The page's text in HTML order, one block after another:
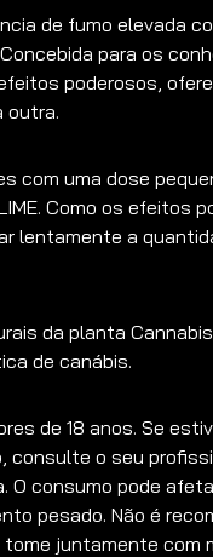
de fumo elevada
para os
poderosos,
outra.
com uma dose
Como os efeitos
lentamente a
da planta
de canábis.
de 18 anos. Se
consulte o seu
O consumo pode
pesado. Não é
tome juntamente com